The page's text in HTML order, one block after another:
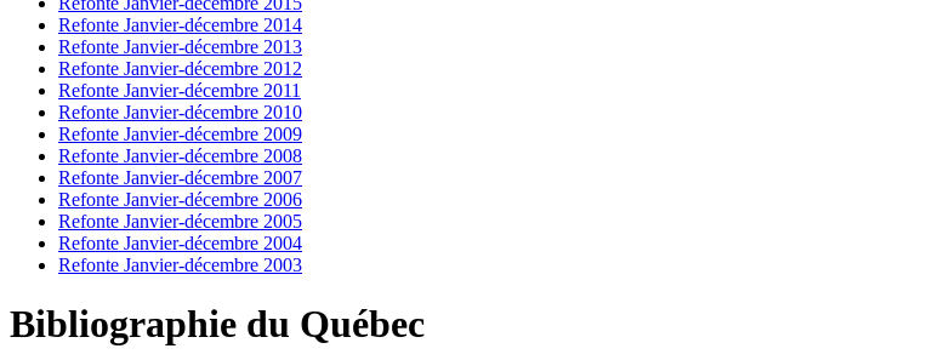
Refonte Janvier-décembre 2014
Refonte Janvier-décembre 2013
Refonte Janvier-décembre 2012
Refonte Janvier-décembre 2011
Refonte Janvier-décembre 2010
Refonte Janvier-décembre 2009
Refonte Janvier-décembre 2008
Refonte Janvier-décembre 2007
Refonte Janvier-décembre 2006
Refonte Janvier-décembre 2005
Refonte Janvier-décembre 2004
Refonte Janvier-décembre 2003
Bibliographie du Québec